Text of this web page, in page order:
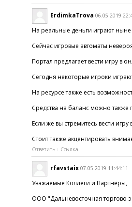
ErdimkaTrova 06.05.2019
На реальные деньги играют
Сейчас игровые автоматы
Портал предлагает вести игру в
Сегодня некоторые игроки
На ресурсе также есть
Средства на баланс можно также
Если же вы стремитесь вести
Стоит также акцентировать
Ответить Ссылка
rfavstaix 07.05.2019 11:44:11
Уважаемые Коллеги и Партнёры,
ООО "Дальневосточная торгово-